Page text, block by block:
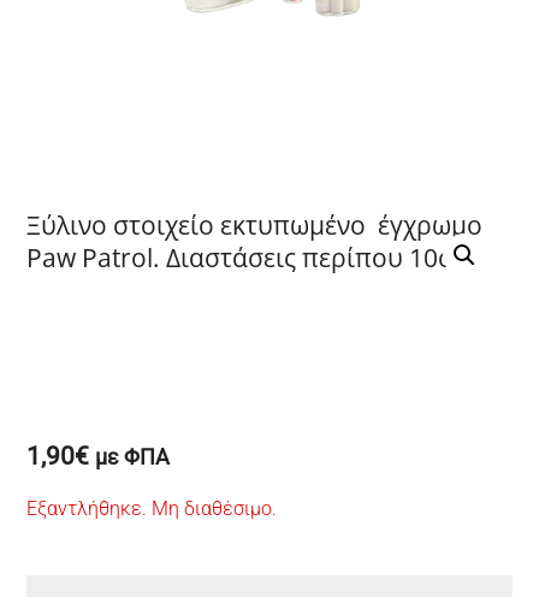
Ξύλινο στοιχείο εκτυπωμένο έγχρωμο
Paw Patrol. Διαστάσεις περίπου 10cm
1,90€ με ΦΠΑ
Εξαντλήθηκε. Μη διαθέσιμο.